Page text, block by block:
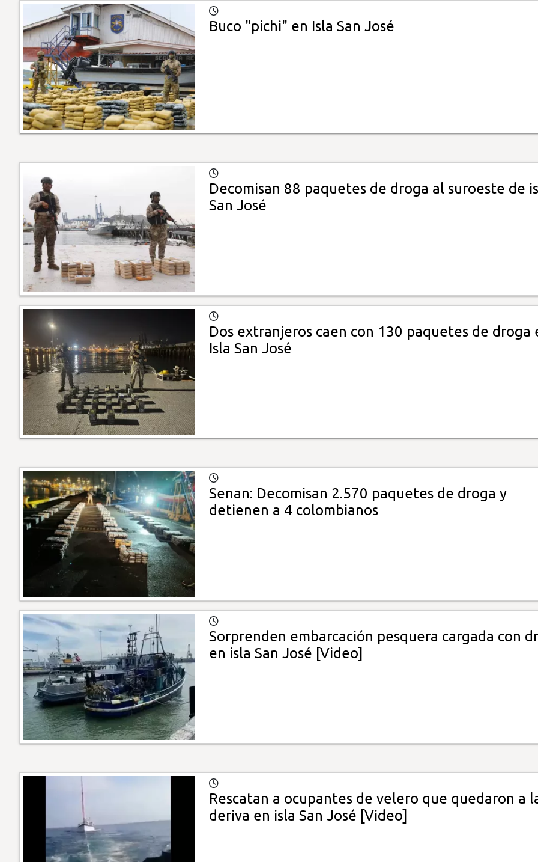
Buco "pichi" en Isla San José
Decomisan 88 paquetes de droga al suroeste de
San José
Dos extranjeros caen con 130 paquetes de droga
Isla San José
Senan: Decomisan 2.570 paquetes de droga y
detienen a 4 colombianos
Sorprenden embarcación pesquera cargada con
en isla San José [Video]
Rescatan a ocupantes de velero que quedaron a
deriva en isla San José [Video]